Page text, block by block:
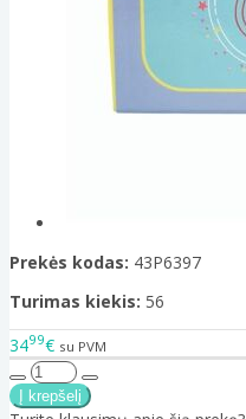
Prekės kodas: 43P6397
Turimas kiekis: 56
3499€ su PVM